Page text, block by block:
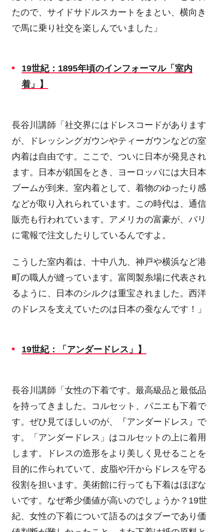
たので、サイドサドルスカートをまとい、横向き
で馬に乗り社交を楽しんでいました」
19世紀： 1895年頃のインフォーマル「室内
着」】
長谷川講師「社交界にはドレスコードがあります
が、ドレッシングガウンやティーガウンなどの室
内着は自由です。ここで、ついに日本が発見され
ます。日本が鎖国をとき、ヨーロッパには大日本
ブームが到来。室内着として、着物のゆったり感
などが取り入れられています。この時代は、通信
販売も行われています。アメリカの富豪が、パリ
に電報で注文したりしているんですよ。
こうした室内着は、十中八九、神戸や横浜など港
町の職人が縫っています。富岡製糸場に代表され
るように、日本のシルクは重宝されました。西洋
のドレスを支えていたのは日本の蚕なんです！」
19世紀：「アンダードレス」】
長谷川講師「女性の下着です。最高級品と最低品
を持ってきました。コルセット、パニエも下着で
す。ぜひ見てほしいのが、『アンダードレス』で
す。「アンダードレス」はコルセットの上に着用
します。ドレスの造形をより美しく見せることを
目的に作られていて、皮脂や汗からドレスを守る
役割を担います。美術館に行っても下着はほぼな
いです。なぜ希少価値が高いのでしょうか？ 19世
紀、女性の下着について語るのはタブーであり価